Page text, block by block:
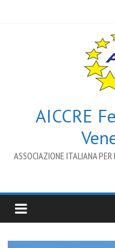
AICCRE
ASSOCIAZIONE ITALIANA PER